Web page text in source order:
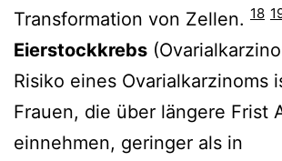
Transformation von Zellen. 18
Eierstockkrebs
Risiko eines Ovarialkarzinoms
Frauen, die über längere Frist
einnehmen, geringer als in